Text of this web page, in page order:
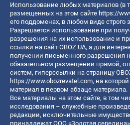
Использование любых материалов (в
размещенных на этом сайте https://
его поддоменах, в любом виде строго
Разрешается использование при
разрешения на их использование и
ссылки на сайт OBOZ.UA, а для
получении письменного разрешения
обязательном размещении прямой,
систем, гиперссылки на страницу
https://www.obozrevatel.com, на
материал в первом абзаце материала.
Все материалы на этом сайте, в том
исследования – служебные
редакции, исключительные
принадлежат ООО «Золотая